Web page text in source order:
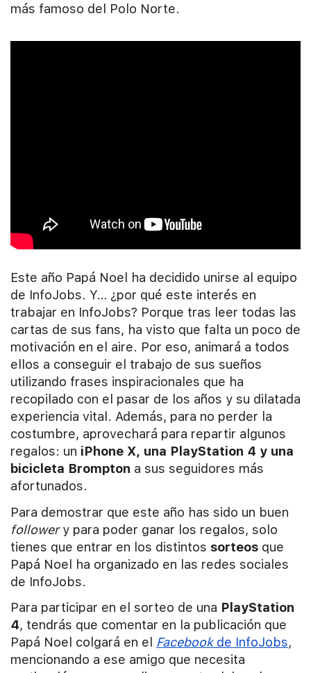
más famoso del Polo Norte.
Este año Papá Noel ha decidido unirse al equipo
de InfoJobs. Y… ¿por qué este interés en
trabajar en InfoJobs? Porque tras leer todas las
cartas de sus fans, ha visto que falta un poco de
motivación en el aire. Por eso, animará a todos
ellos a conseguir el trabajo de sus sueños
utilizando frases inspiracionales que ha
recopilado con el pasar de los años y su dilatada
experiencia vital. Además, para no perder la
costumbre, aprovechará para repartir algunos
regalos: un iPhone X, una PlayStation 4 y una
bicicleta Brompton a sus seguidores más
afortunados.
Para demostrar que este año has sido un buen
followery para poder ganar los regalos, solo
tienes que entrar en los distintos sorteos que
Papá Noel ha organizado en las redes sociales
de InfoJobs.
Para participar en el sorteo de una PlayStation
4, tendrás que comentar en la publicación que
Papá Noel colgará en el Facebookde InfoJobs,
mencionando a ese amigo que necesita